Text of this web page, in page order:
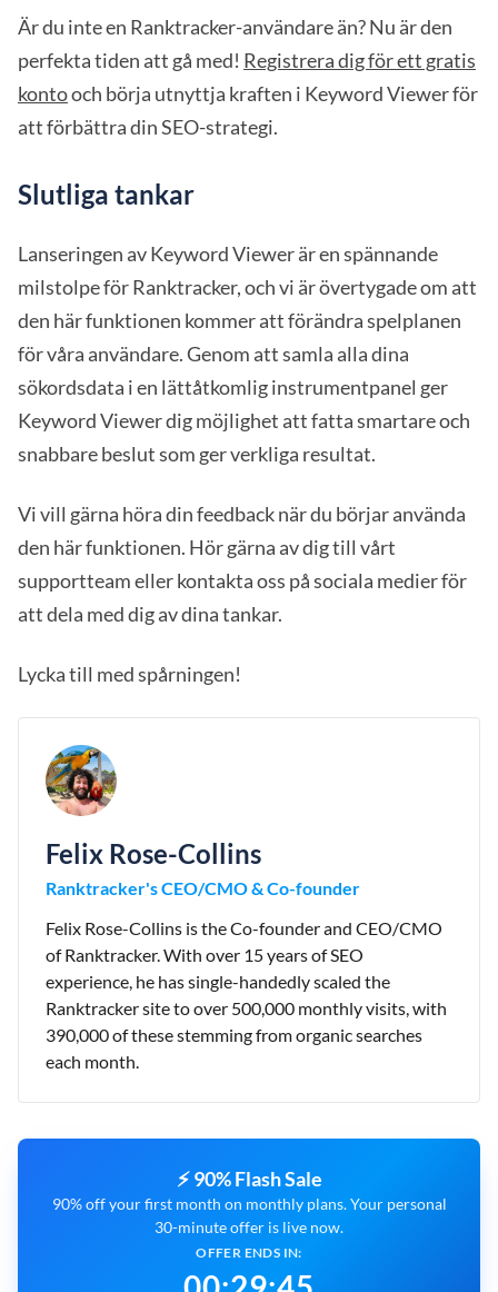
Är du inte en Ranktracker-användare än? Nu är den
perfekta tiden att gå med! Registrera dig för ett gratis
kontooch börja utnyttja kraften i Keyword Viewer för
att förbättra din SEO-strategi.
Slutliga tankar
Lanseringen av Keyword Viewer är en spännande
milstolpe för Ranktracker, och vi är övertygade om att
den här funktionen kommer att förändra spelplanen
för våra användare. Genom att samla alla dina
sökordsdata i en lättåtkomlig instrumentpanel ger
Keyword Viewer dig möjlighet att fatta smartare och
snabbare beslut som ger verkliga resultat.
Vi vill gärna höra din feedback när du börjar använda
den här funktionen. Hör gärna av dig till vårt
supportteam eller kontakta oss på sociala medier för
att dela med dig av dina tankar.
Lycka till med spårningen!
Felix Rose-Collins
Ranktracker's CEO/CMO & Co-founder
Felix Rose-Collins is the Co-founder and CEO/CMO
of Ranktracker. With over 15 years of SEO
experience, he has single-handedly scaled the
Ranktracker site to over 500,000 monthly visits, with
390,000 of these stemming from organic searches
each month.
⚡ 90% Flash Sale
90% off your first month on monthly plans. Your personal
30-minute offer is live now.
OFFER ENDS IN: